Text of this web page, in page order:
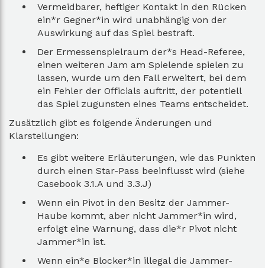
Vermeidbarer, heftiger Kontakt in den Rücken
ein*r Gegner*in wird unabhängig von der
Auswirkung auf das Spiel bestraft.
Der Ermessenspielraum der*s Head-Referee,
einen weiteren Jam am Spielende spielen zu
lassen, wurde um den Fall erweitert, bei dem
ein Fehler der Officials auftritt, der potentiell
das Spiel zugunsten eines Teams entscheidet.
Zusätzlich gibt es folgende Änderungen und
Klarstellungen:
Es gibt weitere Erläuterungen, wie das Punkten
durch einen Star-Pass beeinflusst wird (siehe
Casebook 3.1.A und 3.3.J)
Wenn ein Pivot in den Besitz der Jammer-
Haube kommt, aber nicht Jammer*in wird,
erfolgt eine Warnung, dass die*r Pivot nicht
Jammer*in ist.
Wenn ein*e Blocker*in illegal die Jammer-